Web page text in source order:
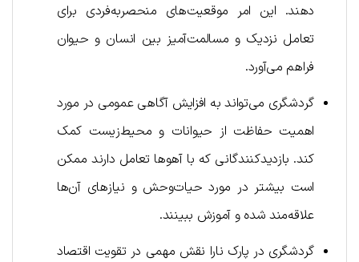
دهند. این امر موقعیت‌های منحصربه‌فردی برای
تعامل نزدیک و مسالمت‌آمیز بین انسان و حیوان
فراهم می‌آورد.
گردشگری می‌تواند به افزایش آگاهی عمومی در مورد
اهمیت حفاظت از حیوانات و محیط‌زیست کمک
کند. بازدیدکنندگانی که با آهوها تعامل دارند ممکن
است بیشتر در مورد حیات‌وحش و نیازهای آن‌ها
علاقه‌مند شده و آموزش ببینند.
گردشگری در پارک نارا نقش مهمی در تقویت اقتصاد